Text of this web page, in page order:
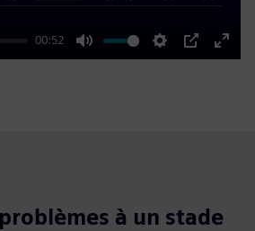
00:52
Mute Settings
PIP
Enter
à un stade